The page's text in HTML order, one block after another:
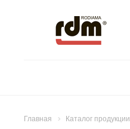
Главная Каталог продукции